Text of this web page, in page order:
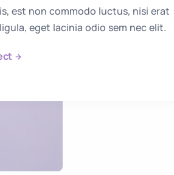
est non commodo luctus, nisi erat
eget lacinia odio sem nec elit.